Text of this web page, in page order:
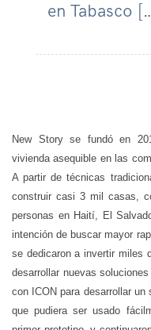
en Tabasco
New Story se fundó en
vivienda asequible en las
A partir de técnicas
construir casi 3 mil casas,
personas en Haití, El
intención de buscar mayor
se dedicaron a invertir miles
desarrollar nuevas
con ICON para desarrollar
que pudiera ser usado